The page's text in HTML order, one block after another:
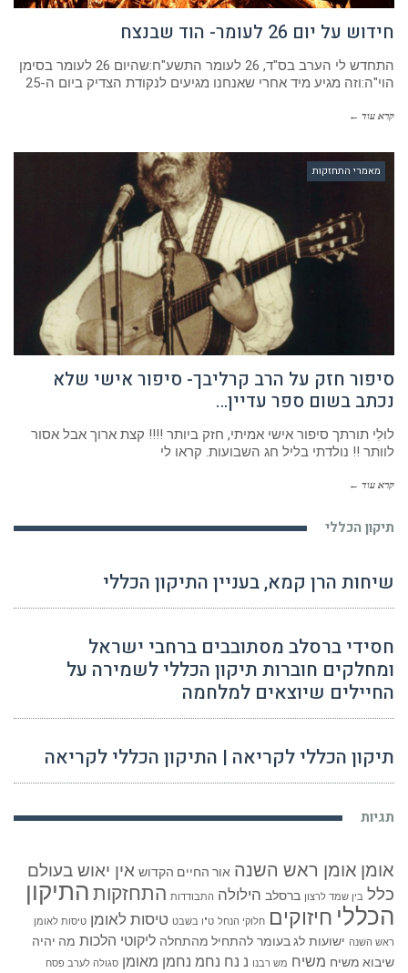
חידוש על יום 26 לעומר- הוד שבנצח
התחדש לי הערב בס"ד, 26 לעומר התשע"ח:שהיום 26 לעומר בסימן
הוי"ה:וזה מגיע מיד אחרי שאנחנו מגיעים לנקודת הצדיק ביום ה-25
קרא עוד ←
מאמרי התחזקות
סיפור חזק על הרב קרליבך- סיפור אישי שלא
נכתב בשום ספר עדיין…
לוּלִי תורתך סיפור אישי אמיתי, חזק ביותר !!!! קצת ארוך אבל אסור
לוותר !! נולדתי בליל חג השבועות. קראו לי
קרא עוד ←
תיקון הכללי
שיחות הרן קמא, בעניין התיקון הכללי
חסידי ברסלב מסתובבים ברחבי ישראל
ומחלקים חוברות תיקון הכללי לשמירה על
החיילים שיוצאים למלחמה
תיקון הכללי לקריאה | התיקון הכללי לקריאה
תגיות
אומן אומן ראש השנה אור החיים הקדוש אין יאוש בעולם
כלל בין שמד לרצון ברסלב הילולה התבודדות התחזקות התיקון
הכללי חיזוקים חלוקי הנחל ט"ו בשבט טיסות לאומן טיסות לאומן
ראש השנה ישועות לג בעומר להתחיל מהתחלה ליקוטי הלכות מה יהיה
שיבוא משיח משיח מש רבנו נ נח נחמ נחמן מאומן סגולה לערב פסח